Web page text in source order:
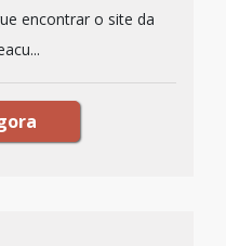
encontrar o site da